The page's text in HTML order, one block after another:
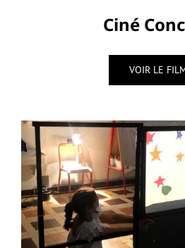
Ciné
VOIR LE